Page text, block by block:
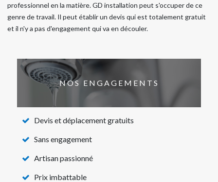
professionnel en la matière. GD installation peut s'occuper de ce
genre de travail. Il peut établir un devis qui est totalement gratuit
et il n'y a pas d'engagement qui va en découler.
NOS ENGAGEMENTS
Devis et déplacement gratuits
Sans engagement
Artisan passionné
Prix imbattable